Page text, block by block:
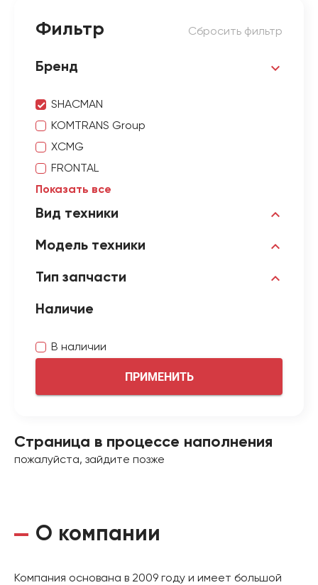
Фильтр Сбросить фильтр
Бренд
SHACMAN
KOMTRANS Group
XCMG
FRONTAL
Показать все
Вид техники
Модель техники
Тип запчасти
Наличие
В наличии
ПРИМЕНИТЬ
Страница в процессе наполнения
пожалуйста, зайдите позже
О компании
Компания основана в 2009 году и имеет большой